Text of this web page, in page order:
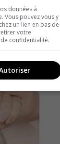
données à
Vous pouvez vous y
un lien en bas de
votre
confidentialité.